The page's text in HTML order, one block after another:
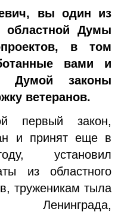
вы один из
областной Думы
в том
вами и
Думой законы
ветеранов.
первый закон,
и принят еще в
установил
из областного
труженикам тыла